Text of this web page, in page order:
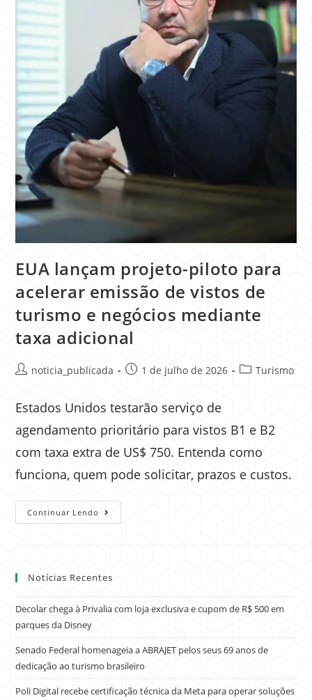
EUA lançam projeto-piloto para
acelerar emissão de vistos de
turismo e negócios mediante
taxa adicional
noticia_publicada 1 de julho de 2026 Turismo
Estados Unidos testarão serviço de
agendamento prioritário para vistos B1 e B2
com taxa extra de US$ 750. Entenda como
funciona, quem pode solicitar, prazos e custos.
Continuar Lendo
Notícias Recentes
Decolar chega à Privalia com loja exclusiva e cupom de R$ 500 em
parques da Disney
Senado Federal homenageia a ABRAJET pelos seus 69 anos de
dedicação ao turismo brasileiro
Poli Digital recebe certificação técnica da Meta para operar soluções